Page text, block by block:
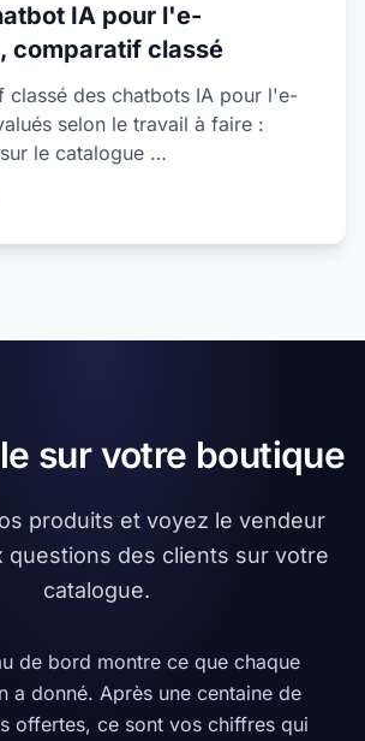
IA pour l'e-
comparatif classé
classé des chatbots IA pour l'e-
selon le travail à faire :
le catalogue …
sur votre boutique
produits et voyez le vendeur
questions des clients sur votre
catalogue.
de bord montre ce que chaque
a donné. Après une centaine de
offertes, ce sont vos chiffres qui